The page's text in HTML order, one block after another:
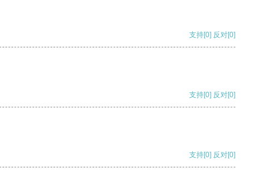
支持[0] 反对[0]
支持[0] 反对[0]
支持[0] 反对[0]